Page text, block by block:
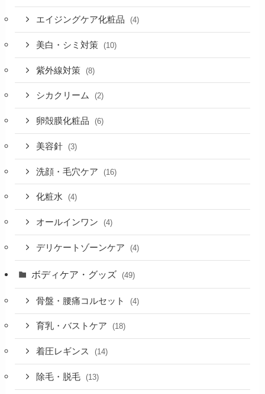
エイジングケア化粧品 (4)
美白・シミ対策 (10)
紫外線対策 (8)
シカクリーム (2)
卵殻膜化粧品 (6)
美容針 (3)
洗顔・毛穴ケア (16)
化粧水 (4)
オールインワン (4)
デリケートゾーンケア (4)
ボディケア・グッズ (49)
骨盤・腰痛コルセット (4)
育乳・バストケア (18)
着圧レギンス (14)
除毛・脱毛 (13)